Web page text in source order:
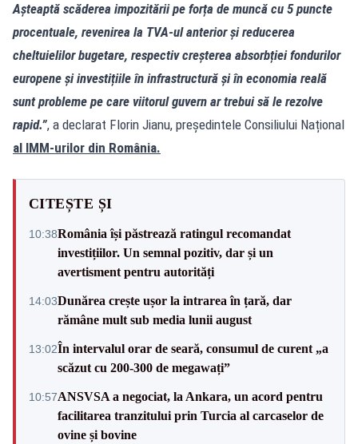
Așteaptă scăderea impozitării pe forța de muncă cu 5 puncte
procentuale, revenirea la TVA-ul anterior și reducerea
cheltuielilor bugetare, respectiv creșterea absorbției fondurilor
europene și investițiile în infrastructură și în economia reală
sunt probleme pe care viitorul guvern ar trebui să le rezolve
rapid.”, a declarat Florin Jianu, președintele Consiliului Național
al IMM-urilor din România.
CITEȘTE ȘI
10:38România își păstrează ratingul recomandat
investițiilor. Un semnal pozitiv, dar și un
avertisment pentru autorități
14:03Dunărea crește ușor la intrarea în țară, dar
rămâne mult sub media lunii august
13:02În intervalul orar de seară, consumul de curent „a
scăzut cu 200-300 de megawați”
10:57ANSVSA a negociat, la Ankara, un acord pentru
facilitarea tranzitului prin Turcia al carcaselor de
ovine și bovine